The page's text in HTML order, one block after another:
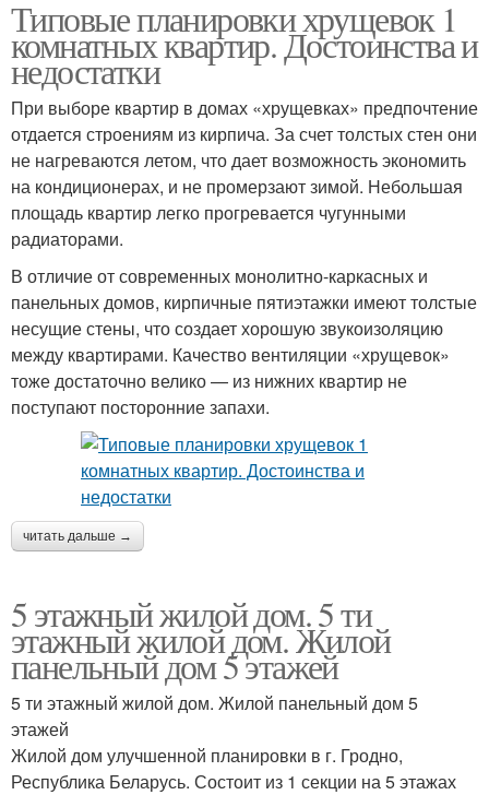
Типовые планировки хрущевок 1
комнатных квартир. Достоинства и
недостатки
При выборе квартир в домах «хрущевках» предпочтение
отдается строениям из кирпича. За счет толстых стен они
не нагреваются летом, что дает возможность экономить
на кондиционерах, и не промерзают зимой. Небольшая
площадь квартир легко прогревается чугунными
радиаторами.
В отличие от современных монолитно-каркасных и
панельных домов, кирпичные пятиэтажки имеют толстые
несущие стены, что создает хорошую звукоизоляцию
между квартирами. Качество вентиляции «хрущевок»
тоже достаточно велико — из нижних квартир не
поступают посторонние запахи.
читать дальше →
5 этажный жилой дом. 5 ти
этажный жилой дом. Жилой
панельный дом 5 этажей
5 ти этажный жилой дом. Жилой панельный дом 5
этажей
Жилой дом улучшенной планировки в г. Гродно,
Республика Беларусь. Состоит из 1 секции на 5 этажах